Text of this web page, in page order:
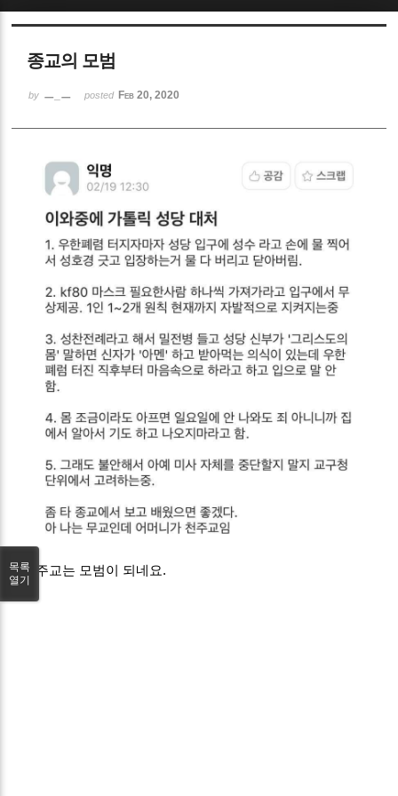
종교의 모범
by ㅡ_ㅡ posted Feb 20, 2020
천주교는 모범이 되네요.
목록
열기
Sketchbook5, 스케치북5
Sketchbook5, 스케치북5